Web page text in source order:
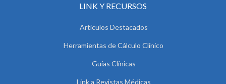
LINK Y RECURSOS
Artículos Destacados
Herramientas de Cálculo Clínico
Guías Clínicas
Link a Revistas Médicas